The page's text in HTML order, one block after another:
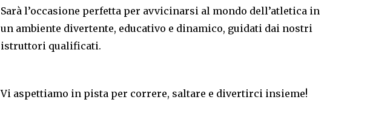
Sarà l’occasione perfetta per avvicinarsi al mondo dell’atletica in
un ambiente divertente, educativo e dinamico, guidati dai nostri
istruttori qualificati.
Vi aspettiamo in pista per correre, saltare e divertirci insieme!